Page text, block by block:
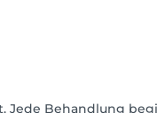
Jede Behandlung